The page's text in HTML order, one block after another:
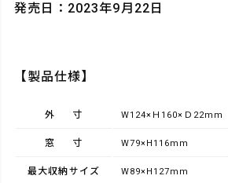
発売日：2023年9月22日
【製品仕様】
外寸 W124×Ｈ160×Ｄ22mm
窓寸 W79×H116mm
最大収納サイズ W89×H127mm